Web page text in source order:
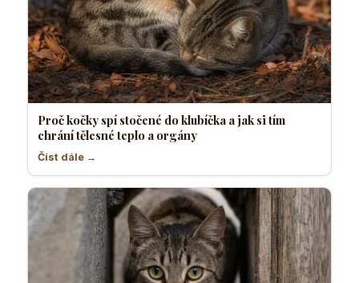
Proč kočky spí stočené do klubíčka a jak si tím
chrání tělesné teplo a orgány
Číst dále →